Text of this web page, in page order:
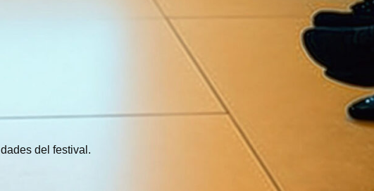
del festival.